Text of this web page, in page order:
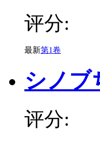
评分:
最新第1卷
シノブ
评分: